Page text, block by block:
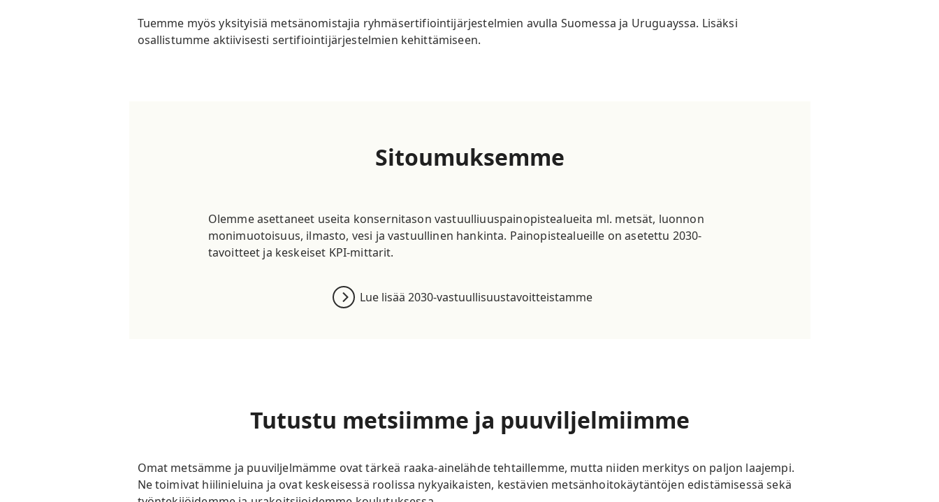
Tuemme myös yksityisiä metsänomistajia ryhmäsertifiointijärjestelmien avulla Suomessa ja Uruguayssa. Lisäksi
osallistumme aktiivisesti sertifiointijärjestelmien kehittämiseen.
Sitoumuksemme
Olemme asettaneet useita konsernitason vastuulliuuspainopistealueita ml. metsät, luonnon
monimuotoisuus, ilmasto, vesi ja vastuullinen hankinta. Painopistealueille on asetettu 2030-
tavoitteet ja keskeiset KPI-mittarit.
Lue lisää 2030-vastuullisuustavoitteistamme
Tutustu metsiimme ja puuviljelmiimme
Omat metsämme ja puuviljelmämme ovat tärkeä raaka-ainelähde tehtaillemme, mutta niiden merkitys on paljon laajempi.
Ne toimivat hiilinieluina ja ovat keskeisessä roolissa nykyaikaisten, kestävien metsänhoitokäytäntöjen edistämisessä sekä